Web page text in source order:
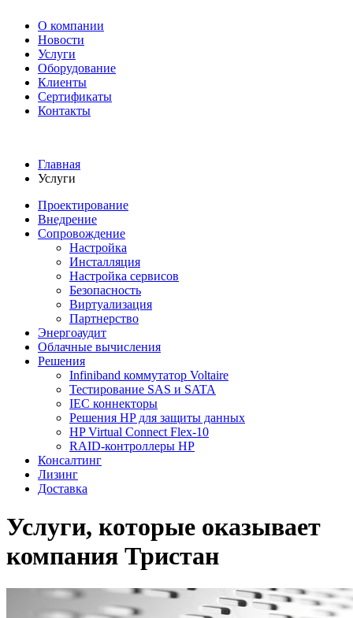
О компании
Новости
Услуги
Оборудование
Клиенты
Сертификаты
Контакты
Главная
Услуги
Проектирование
Внедрение
Сопровождение
Настройка
Инсталляция
Настройка сервисов
Безопасность
Виртуализация
Партнерство
Энергоаудит
Облачные вычисления
Решения
Infiniband коммутатор Voltaire
Тестирование SAS и SATA
IEC коннекторы
Решения HP для защиты данных
HP Virtual Connect Flex-10
RAID-контроллеры HP
Консалтинг
Лизинг
Доставка
Услуги, которые оказывает
компания Тристан